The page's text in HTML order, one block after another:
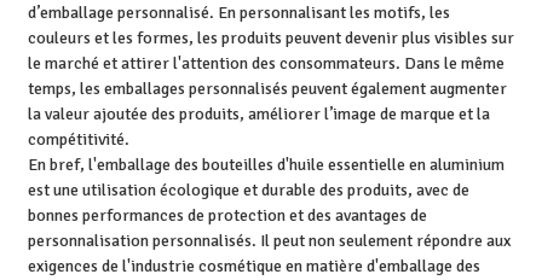
d’emballage personnalisé. En personnalisant les motifs, les
couleurs et les formes, les produits peuvent devenir plus visibles sur
le marché et attirer l'attention des consommateurs. Dans le même
temps, les emballages personnalisés peuvent également augmenter
la valeur ajoutée des produits, améliorer l’image de marque et la
compétitivité.
En bref, l'emballage des bouteilles d'huile essentielle en aluminium
est une utilisation écologique et durable des produits, avec de
bonnes performances de protection et des avantages de
personnalisation personnalisés. Il peut non seulement répondre aux
exigences de l'industrie cosmétique en matière d'emballage des